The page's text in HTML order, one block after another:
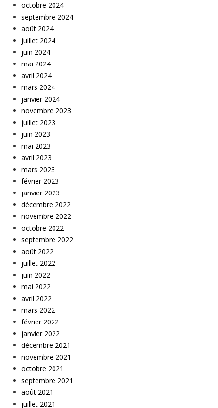
octobre 2024
septembre 2024
août 2024
juillet 2024
juin 2024
mai 2024
avril 2024
mars 2024
janvier 2024
novembre 2023
juillet 2023
juin 2023
mai 2023
avril 2023
mars 2023
février 2023
janvier 2023
décembre 2022
novembre 2022
octobre 2022
septembre 2022
août 2022
juillet 2022
juin 2022
mai 2022
avril 2022
mars 2022
février 2022
janvier 2022
décembre 2021
novembre 2021
octobre 2021
septembre 2021
août 2021
juillet 2021